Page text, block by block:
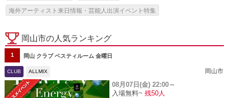
海外アーティスト来日情報・芸能人出演イベント特集
岡山市の人気ランキング
1 岡山 クラブ ベスティルーム 金曜日
CLUB ALLMIX 岡山市
08月07日(金) 22:00～
入場無料~ 残50人